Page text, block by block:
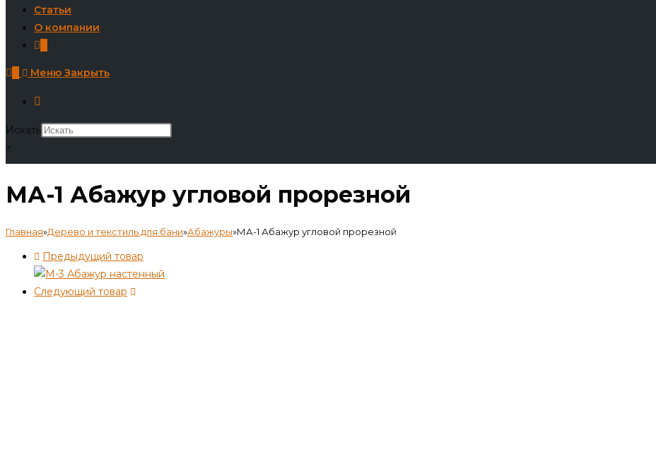
Статьи
О компании
Меню Закрыть
Искать
×
МА-1 Абажур угловой прорезной
Главная»Дерево и текстиль для бани»Абажуры»МА-1 Абажур угловой прорезной
Предыдущий товар
Следующий товар